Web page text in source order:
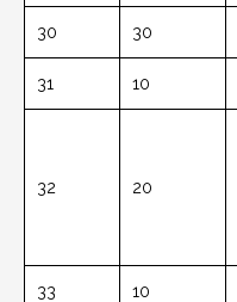
30 30
31 10
32 20
33 10